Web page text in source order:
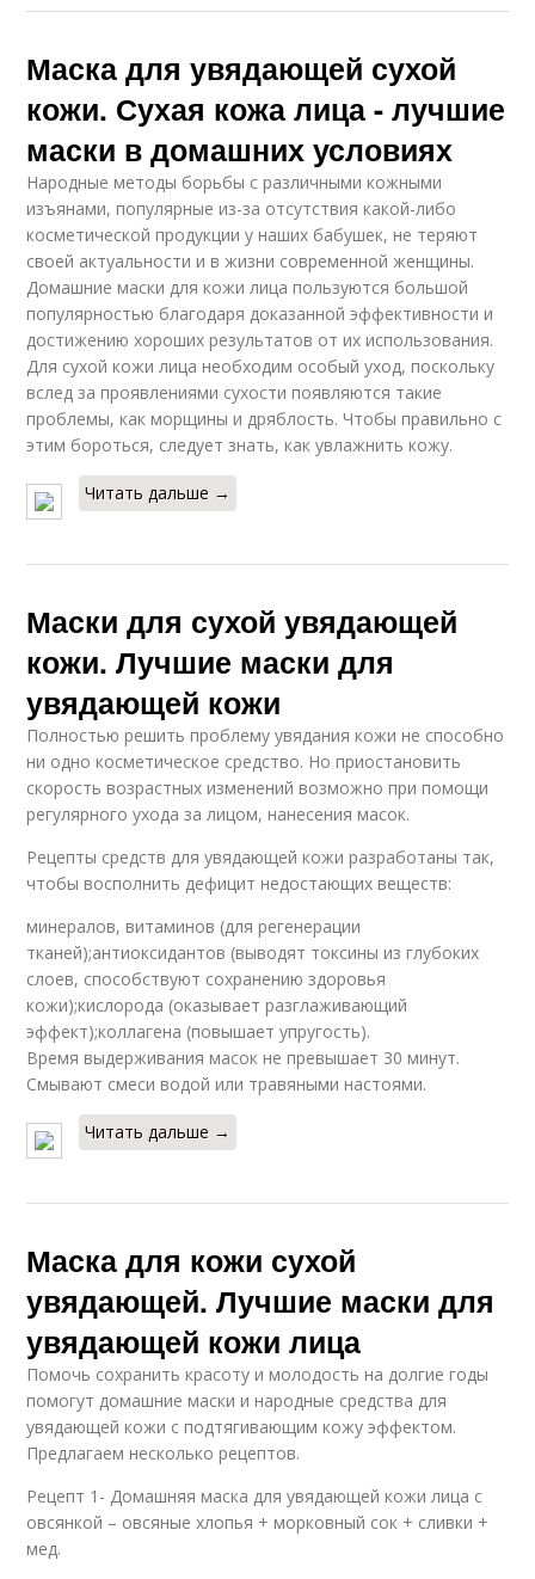
Маска для увядающей сухой
кожи. Сухая кожа лица - лучшие
маски в домашних условиях
Народные методы борьбы с различными кожными
изъянами, популярные из-за отсутствия какой-либо
косметической продукции у наших бабушек, не теряют
своей актуальности и в жизни современной женщины.
Домашние маски для кожи лица пользуются большой
популярностью благодаря доказанной эффективности и
достижению хороших результатов от их использования.
Для сухой кожи лица необходим особый уход, поскольку
вслед за проявлениями сухости появляются такие
проблемы, как морщины и дряблость. Чтобы правильно с
этим бороться, следует знать, как увлажнить кожу.
Читать дальше →
Маски для сухой увядающей
кожи. Лучшие маски для
увядающей кожи
Полностью решить проблему увядания кожи не способно
ни одно косметическое средство. Но приостановить
скорость возрастных изменений возможно при помощи
регулярного ухода за лицом, нанесения масок.
Рецепты средств для увядающей кожи разработаны так,
чтобы восполнить дефицит недостающих веществ:
минералов, витаминов (для регенерации
тканей);антиоксидантов (выводят токсины из глубоких
слоев, способствуют сохранению здоровья
кожи);кислорода (оказывает разглаживающий
эффект);коллагена (повышает упругость).
Время выдерживания масок не превышает 30 минут.
Смывают смеси водой или травяными настоями.
Читать дальше →
Маска для кожи сухой
увядающей. Лучшие маски для
увядающей кожи лица
Помочь сохранить красоту и молодость на долгие годы
помогут домашние маски и народные средства для
увядающей кожи с подтягивающим кожу эффектом.
Предлагаем несколько рецептов.
Рецепт 1- Домашняя маска для увядающей кожи лица с
овсянкой – овсяные хлопья + морковный сок + сливки +
мед.